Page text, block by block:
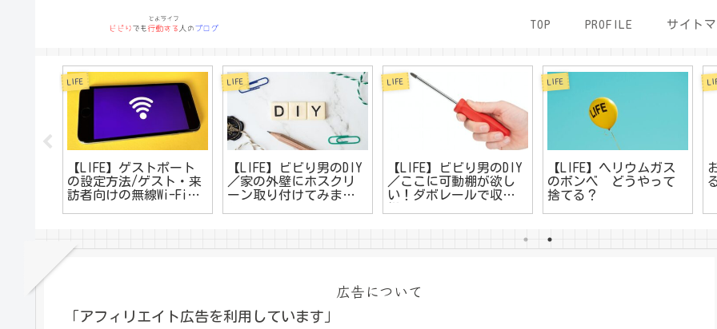
TOP PROFILE サイト
LIFE
【LIFE】ゲストポート
の設定方法/ゲスト・来
訪者向けの無線Wi-Fi設
LIFE
【LIFE】ビビり男のDIY
／家の外壁にホスクリ
ーン取り付けてみまし
LIFE
【LIFE】ビビり男のDIY
／ここに可動棚が欲し
い！ダボレールで収納
LIFE
【LIFE】ヘリウムガス
のボンベ どうやって
捨てる？
広告について
「アフィリエイト広告を利用しています」